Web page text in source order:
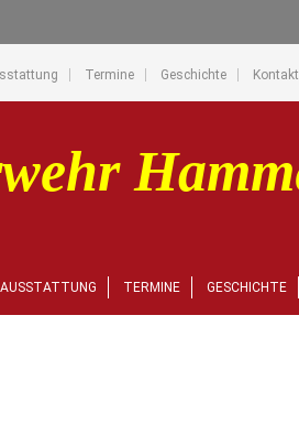
Termine Geschichte Kontakt
AUSSTATTUNG TERMINE GESCHICHTE